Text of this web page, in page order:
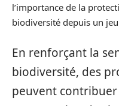
l’importance de la
biodiversité depuis un
En renforçant la
biodiversité, des
peuvent